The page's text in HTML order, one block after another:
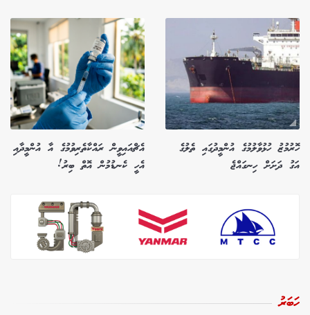
ހޮރުމުޒު ހުޅުވާލުމުގެ އުންމީދުގައި ތެލުގެ
އަގު ދަށަށް ހިނގައްޖެ
އެޗްއައިވީން ރައްކާތެރިވުމުގެ އާ އުންމީދާއި
އެހީ ކެނޑުމުން އޮތް ބިރު!
ހަބަރު